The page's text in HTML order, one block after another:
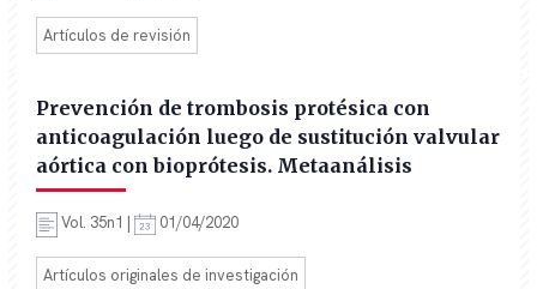
Artículos de revisión
Prevención de trombosis protésica con
anticoagulación luego de sustitución valvular
aórtica con bioprótesis. Metaanálisis
Vol. 35n1 | 01/04/2020
Artículos originales de investigación